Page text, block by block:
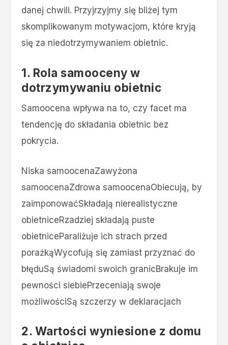
danej chwili. Przyjrzyjmy się bliżej tym
skomplikowanym motywacjom, które kryją
się za niedotrzymywaniem obietnic.
1. Rola samooceny w
dotrzymywaniu obietnic
Samoocena wpływa na to, czy facet ma
tendencję do składania obietnic bez
pokrycia.
Niska samoocenaZawyżona
samoocenaZdrowa samoocenaObiecują, by
zaimponowaćSkładają nierealistyczne
obietniceRzadziej składają puste
obietniceParaliżuje ich strach przed
porażkąWycofują się zamiast przyznać do
błęduSą świadomi swoich granicBrakuje im
pewności siebiePrzeceniają swoje
możliwościSą szczerzy w deklaracjach
2. Wartości wyniesione z domu